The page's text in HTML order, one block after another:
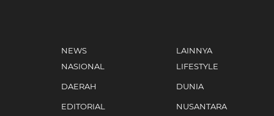
NEWS
NASIONAL
DAERAH
EDITORIAL
LAINNYA
LIFESTYLE
DUNIA
NUSANTARA